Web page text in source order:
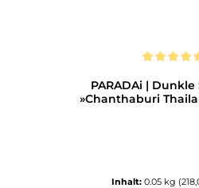
PARADAi |
»Chanthaburi
Inhalt: 0.05 kg